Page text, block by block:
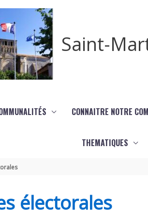
Saint-
CONNAITRE NOTRE
THEMATIQUES
électorales